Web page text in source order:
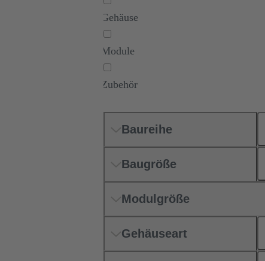
Gehäuse
Module
Zubehör
Baureihe
Baugröße
Modulgröße
Gehäuseart